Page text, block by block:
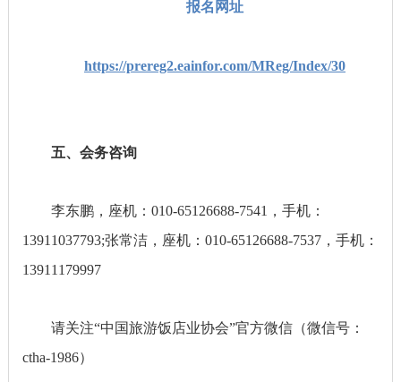
报名网址
https://prereg2.eainfor.com/MReg/Index/30
五、会务咨询
李东鹏，座机：010-65126688-7541，手机：
13911037793;张常洁，座机：010-65126688-7537，手机：
13911179997
请关注“中国旅游饭店业协会”官方微信（微信号：
ctha-1986）